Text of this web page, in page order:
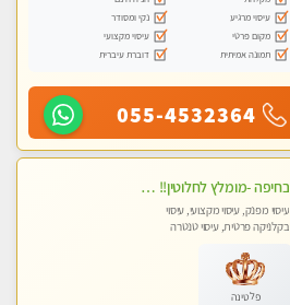
עיסוי מרגיע
נקי ומסודר
מקום פרטי
עיסוי מקצועי
תמונה אמיתית
דוברת עיברית
055-4532364
בחיפה -מומלץ לחלוטין!! מעסה יפה איכותית מקצועית ומפנקת מאוד פרטי מומלץ בחום.עיסוי מפנק מאוווד.
עיסוי מפנק, עיסוי מקצועי, עיסוי
בקלניקה פרטית, עיסוי טנטרה
פלטינה